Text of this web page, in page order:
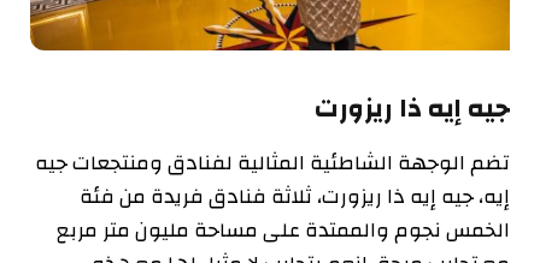
جيه إيه ذا ريزورت
تضم الوجهة الشاطئية المثالية لفنادق ومنتجعات جيه
إيه، جيه إيه ذا ريزورت، ثلاثة فنادق فريدة من فئة
الخمس نجوم والممتدة على مساحة مليون متر مربع